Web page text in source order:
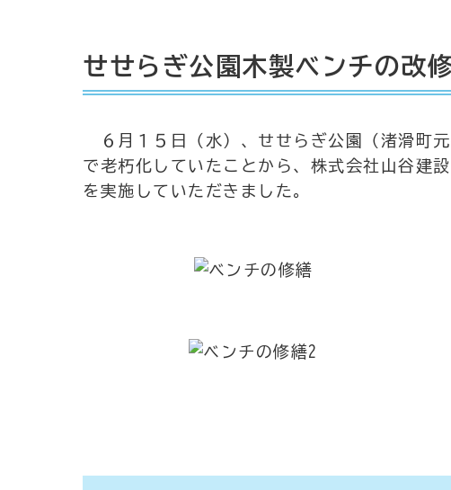
せせらぎ公園木製ベンチの改
６月１５日（水）、せせらぎ公園（渚滑町
で老朽化していたことから、株式会社山谷建
を実施していただきました。